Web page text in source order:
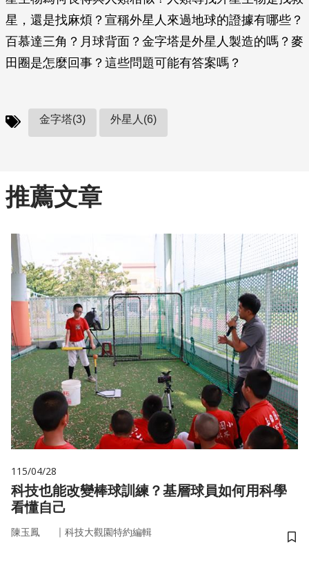
星，還是找麻煩？宣稱外星人來過地球的證據有哪些？
百慕達三角？月球背面？金字塔是外星人製造的嗎？麥
田圈是怎麼回事？這些問題可能有答案嗎？
金字塔(3) 外星人(6)
推薦文章
115/04/28
科技也能改變棒球訓練？基層球員如何用科學
看懂自己
陳玉鳳 ｜ 科技大觀園特約編輯
儲